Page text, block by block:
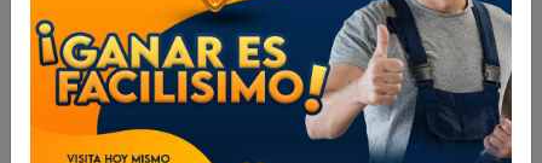
DESCRIPCIÓN
COPA IMPACTO FORCE LARGA CUAD 1/2 5/8
445855.8
SKU... 44155350
DESCRIPCION...